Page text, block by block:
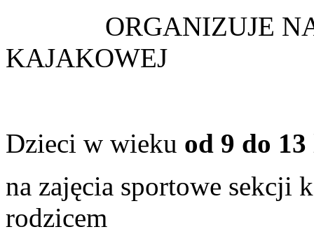
ORGANIZUJE
KAJAKOWEJ
Dzieci w wieku od 9 do
na zajęcia sportowe sekcji
rodzicem